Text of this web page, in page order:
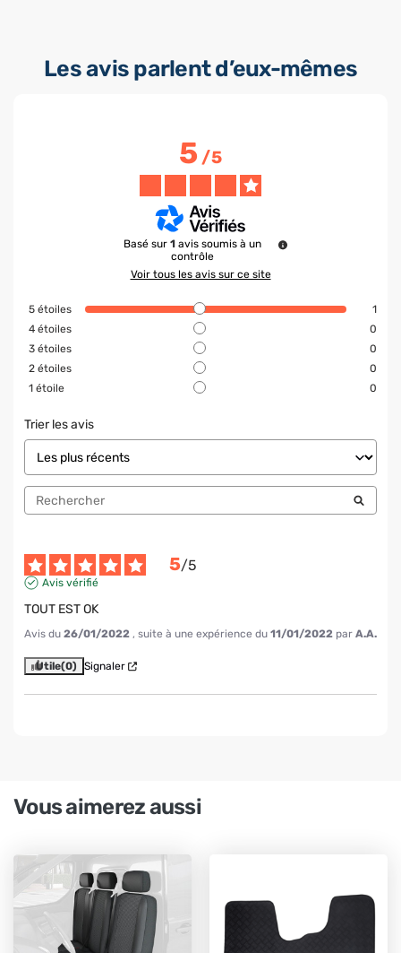
Les avis parlent d’eux-mêmes
5/5
Basé sur 1 avis soumis à un
contrôle
Voir tous les avis sur ce site
5 étoiles
1
4 étoiles
0
3 étoiles
0
2 étoiles
0
1 étoile 0
Trier les avis
5/5
Avis vérifié
TOUT EST OK
Avis du 26/01/2022 , suite à une expérience du 11/01/2022 par A.A.
Utile(0) Signaler
Vous aimerez aussi